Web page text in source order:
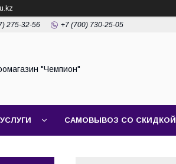
275-32-56 +7 (700) 730-25-05
"Чемпион"
САМОВЫВОЗ СО СКИДКОЙ